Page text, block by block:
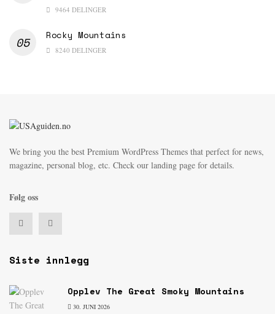
9464 DELINGER
Rocky Mountains
8240 DELINGER
We bring you the best Premium WordPress Themes that perfect for news,
magazine, personal blog, etc. Check our landing page for details.
Følg oss
Siste innlegg
Opplev The Great Smoky Mountains
30. JUNI 2026